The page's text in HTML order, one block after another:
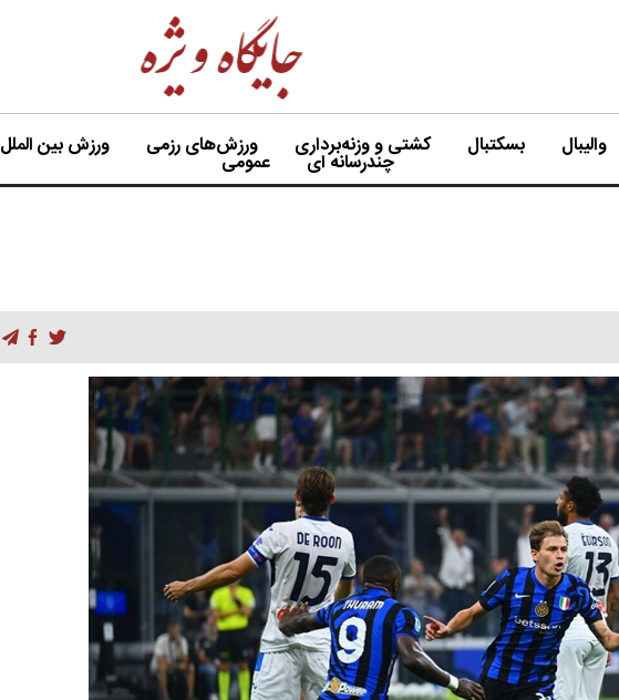
والیبال بسکتبال کشتی و وزنه‌برداری ورزش‌های رزمی ورزش بین الملل
چندرسانه ای عمومی